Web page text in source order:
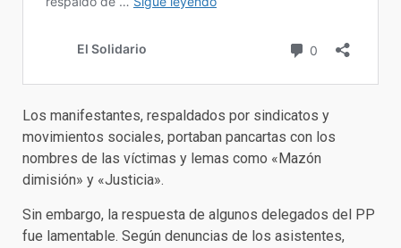
Los manifestantes, respaldados por sindicatos y
movimientos sociales, portaban pancartas con los
nombres de las víctimas y lemas como «Mazón
dimisión» y «Justicia».
Sin embargo, la respuesta de algunos delegados del PP
fue lamentable. Según denuncias de los asistentes,